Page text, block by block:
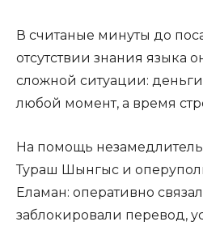
В считаные минуты до
отсутствии знания языка
сложной ситуации:
любой момент, а время
На помощь
Тураш Шынгыс и
Еламан: оперативно
заблокировали перевод,